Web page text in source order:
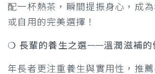
配一杯熱茶，瞬間提振身心，成
或自用的完美選擇！
❍ 長輩的養生之選——溫潤滋補的
年長者更注重養生與實用性，推